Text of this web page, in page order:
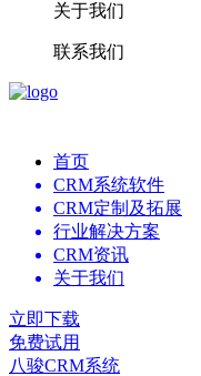
关于我们
联系我们
首页
CRM系统软件
CRM定制及拓展
行业解决方案
CRM资讯
关于我们
立即下载
免费试用
八骏CRM系统